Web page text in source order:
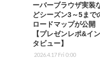
ーバーブラウザ実装
どシーズン3～5まで
ロードマップが公開
【プレゼンレポ&イン
タビュー】
2026.4.17 Fri 0:00